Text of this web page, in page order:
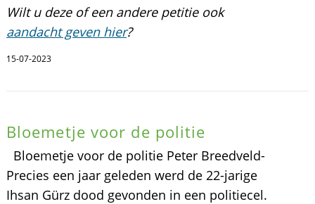
Wilt u deze of een andere petitie ook
aandacht geven hier?
15-07-2023
Bloemetje voor de politie
Bloemetje voor de politie Peter Breedveld-
Precies een jaar geleden werd de 22-jarige
Ihsan Gürz dood gevonden in een politiecel.